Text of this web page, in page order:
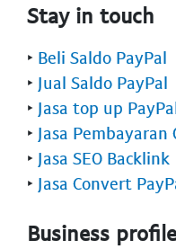
Stay in touch
‣ Beli Saldo PayPal
‣ Jual Saldo PayPal
‣ Jasa top up
‣ Jasa Pembayaran
‣ Jasa SEO Backlink
‣ Jasa Convert
Business profile